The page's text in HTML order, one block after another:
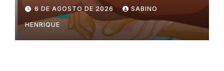
6 DE AGOSTO DE 2026 SABINO
HENRIQUE